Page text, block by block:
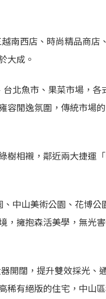
越南西店、時尚精品商
大成。
台北魚市、果菜市場，
閒逸氛圍，傳統市場
樹相襯，鄰近兩大捷運
、中山美術公園、花博
，擁抱森活美學，無光
開闊，提升雙效採光、
稀有絕版的住宅，中山